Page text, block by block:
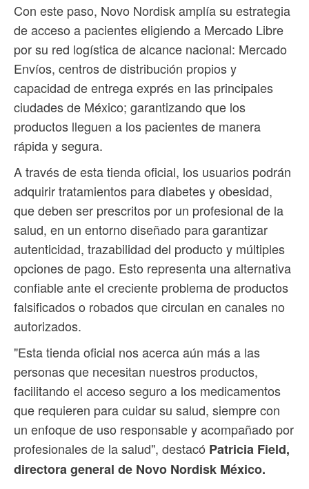
Con este paso, Novo Nordisk amplía su estrategia
de acceso a pacientes eligiendo a Mercado Libre
por su red logística de alcance nacional: Mercado
Envíos, centros de distribución propios y
capacidad de entrega exprés en las principales
ciudades de México; garantizando que los
productos lleguen a los pacientes de manera
rápida y segura.
A través de esta tienda oficial, los usuarios podrán
adquirir tratamientos para diabetes y obesidad,
que deben ser prescritos por un profesional de la
salud, en un entorno diseñado para garantizar
autenticidad, trazabilidad del producto y múltiples
opciones de pago. Esto representa una alternativa
confiable ante el creciente problema de productos
falsificados o robados que circulan en canales no
autorizados.
"Esta tienda oficial nos acerca aún más a las
personas que necesitan nuestros productos,
facilitando el acceso seguro a los medicamentos
que requieren para cuidar su salud, siempre con
un enfoque de uso responsable y acompañado por
profesionales de la salud", destacó Patricia Field,
directora general de Novo Nordisk México.